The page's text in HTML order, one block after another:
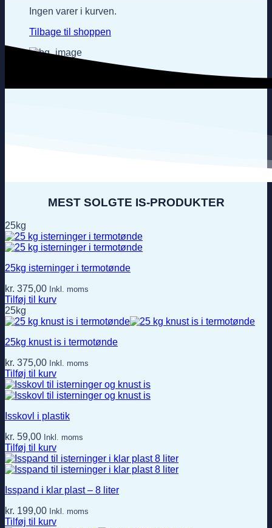
Ingen varer i kurven.
Tilbage til shoppen
MEST SOLGTE IS-PRODUKTER
25kg
25kg isterninger i termotønde
kr. 375,00 Inkl. moms
Tilføj til kurv
25kg
25kg knust is i termotønde
kr. 375,00 Inkl. moms
Tilføj til kurv
Isskovl i plastik
kr. 59,00 Inkl. moms
Tilføj til kurv
Isspand i klar plast – 8 liter
kr. 199,00 Inkl. moms
Tilføj til kurv